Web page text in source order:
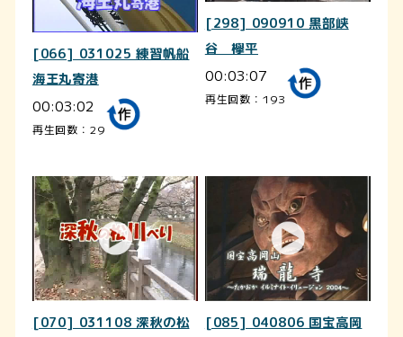
[066] 031025 練習帆船
海王丸寄港
00:03:02
再生回数：29
[298] 090910 黒部峡
谷 欅平
00:03:07
再生回数：193
[070] 031108 深秋の松
[085] 040806 国宝高岡